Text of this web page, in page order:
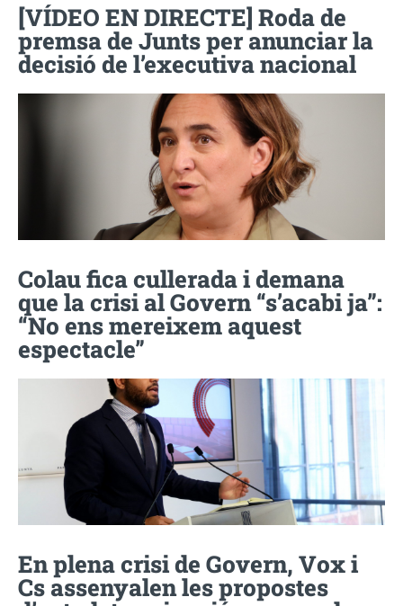
[VÍDEO EN DIRECTE] Roda de
premsa de Junts per anunciar la
decisió de l’executiva nacional
Colau fica cullerada i demana
que la crisi al Govern “s’acabi ja”:
“No ens mereixem aquest
espectacle”
En plena crisi de Govern, Vox i
Cs assenyalen les propostes